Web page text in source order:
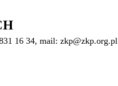
16 34, mail: zkp@zkp.org.pl